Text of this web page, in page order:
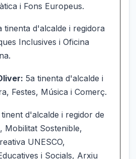
i Fons Europeus.
tinenta d'alcalde i regidora
Inclusives i Oficina
5a tinenta d'alcalde i
Festes, Música i Comerç.
d'alcalde i regidor de
Mobilitat Sostenible,
UNESCO,
i Socials, Arxiu